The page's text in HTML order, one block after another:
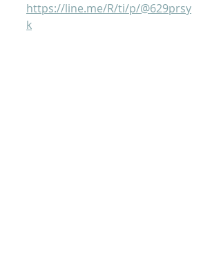
https://line.me/R/ti/p/@629prsy
k